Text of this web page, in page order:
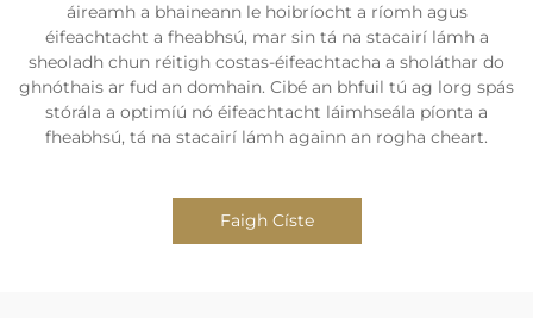
áireamh a bhaineann le hoibríocht a ríomh agus
éifeachtacht a fheabhsú, mar sin tá na stacairí lámh a
sheoladh chun réitigh costas-éifeachtacha a sholáthar do
ghnóthais ar fud an domhain. Cibé an bhfuil tú ag lorg spás
stórála a optimíú nó éifeachtacht láimhseála píonta a
fheabhsú, tá na stacairí lámh againn an rogha cheart.
Faigh Císte